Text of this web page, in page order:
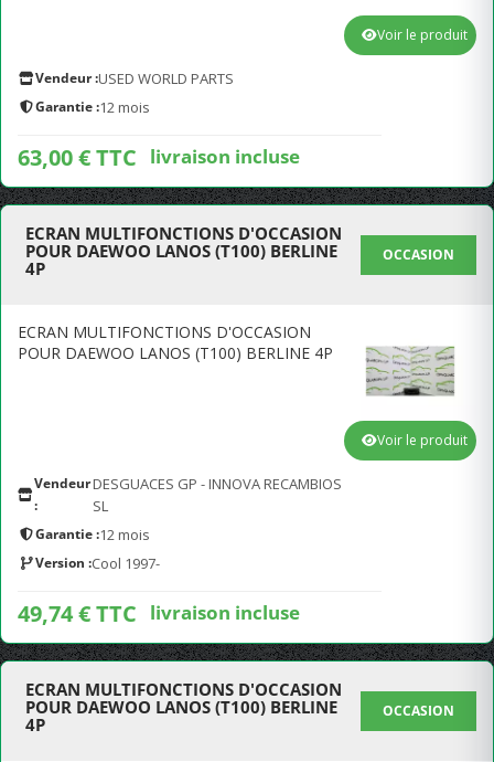
Vendeur :USED WORLD PARTS
Garantie :12 mois
63,00 € TTC livraison incluse
Voir le produit
ECRAN MULTIFONCTIONS D'OCCASION
POUR DAEWOO LANOS (T100) BERLINE
4P
OCCASION
ECRAN MULTIFONCTIONS D'OCCASION
POUR DAEWOO LANOS (T100) BERLINE 4P
Vendeur
:
DESGUACES GP - INNOVA RECAMBIOS
SL
Garantie :12 mois
Version :Cool 1997-
49,74 € TTC livraison incluse
Voir le produit
ECRAN MULTIFONCTIONS D'OCCASION
POUR DAEWOO LANOS (T100) BERLINE
4P
OCCASION